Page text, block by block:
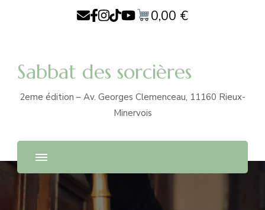
0,00 €
Sabbat des sorcières
2eme édition – Av. Georges Clemenceau, 11160 Rieux-
Minervois